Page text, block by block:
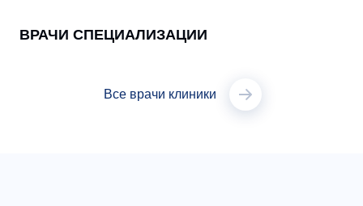
ВРАЧИ СПЕЦИАЛИЗАЦИИ
Все врачи клиники